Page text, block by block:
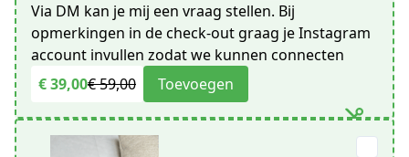
Via DM kan je mij een vraag stellen. Bij
opmerkingen in de check-out graag je Instagram
account invullen zodat we kunnen connecten
€ 39,00€ 59,00 Toevoegen